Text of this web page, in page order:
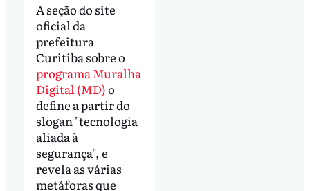
A seção do site
oficial da
prefeitura
Curitiba sobre o
programa Muralha
Digital (MD)o
define a partir do
slogan "tecnologia
aliada à
segurança", e
revela as várias
metáforas que